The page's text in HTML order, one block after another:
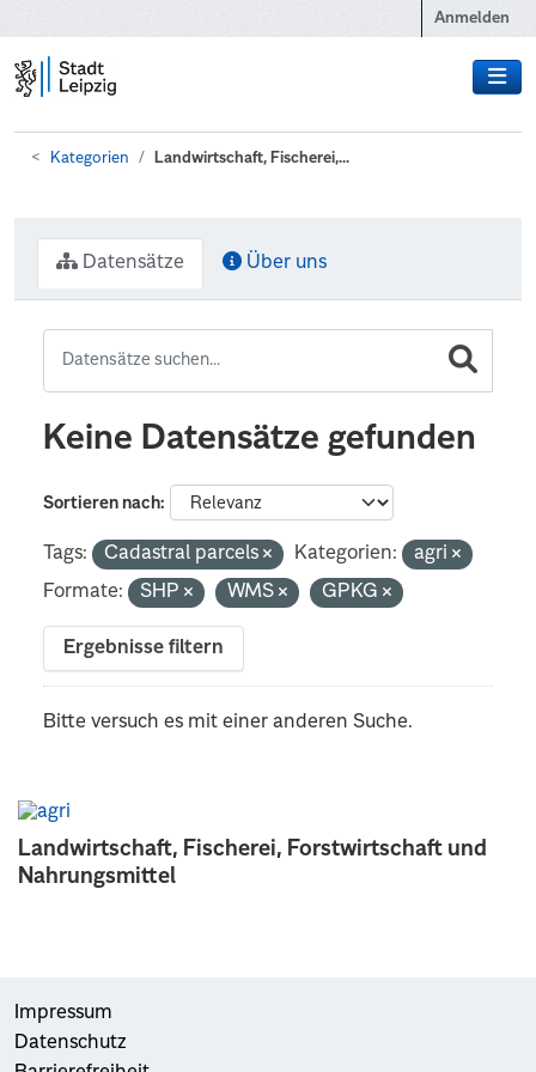
Anmelden
Kategorien Landwirtschaft, Fischerei,...
Landwirtschaft, Fischerei, Forstwirtschaft und
Nahrungsmittel
Datensätze Über uns
Keine Datensätze gefunden
Sortieren nach
Tags: Cadastral parcels Kategorien:
agri
Formate:
SHP WMS GPKG
Ergebnisse filtern
Bitte versuch es mit einer anderen Suche.
Impressum
Datenschutz